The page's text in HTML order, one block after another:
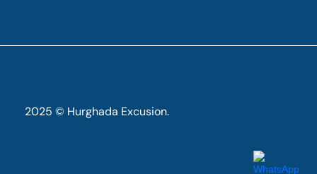
2025 © Hurghada Excusion.